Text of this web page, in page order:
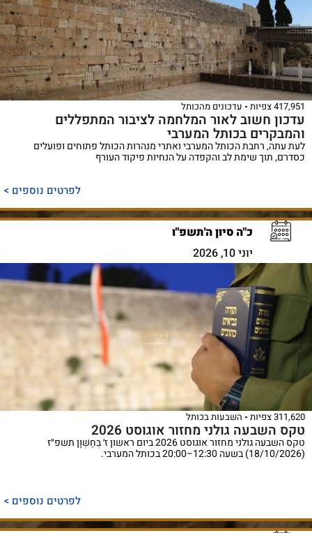
417,951 צפיות עדכונים מהכותל
עדכון חשוב לאור המלחמה לציבור המתפללים
והמבקרים בכותל המערבי
לעת עתה, רחבת הכותל המערבי ואתרי מנהרות הכותל פתוחים ופועלים
כסדרם, תוך שימת לב והקפדה על הנחיות פיקוד העורף
לפרטים נוספים >
כ"ה סיון ה'תשפ"ו
יוני 10, 2026
311,620 צפיות השבעות בכותל
טקס השבעה גולני מחזור אוגוסט 2026
טקס השבעה גולני מחזור אוגוסט 2026 ביום ראשון ז׳ בְּחֶשְׁוָן תשפ״ז
(18/10/2026) בשעה 12:30–20:00 בכותל המערבי.
לפרטים נוספים >